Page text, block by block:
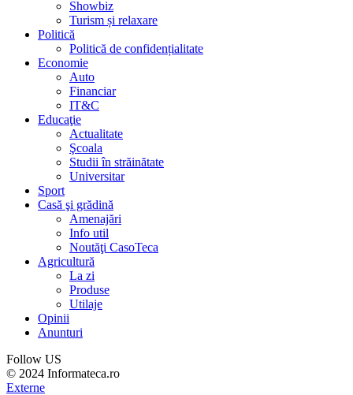
Showbiz
Turism și relaxare
Politică
Politică de confidențialitate
Economie
Auto
Financiar
IT&C
Educaţie
Actualitate
Şcoala
Studii în străinătate
Universitar
Sport
Casă şi grădină
Amenajări
Info util
Noutăţi CasoTeca
Agricultură
La zi
Produse
Utilaje
Opinii
Anunturi
Follow US
© 2024 Informateca.ro
Externe